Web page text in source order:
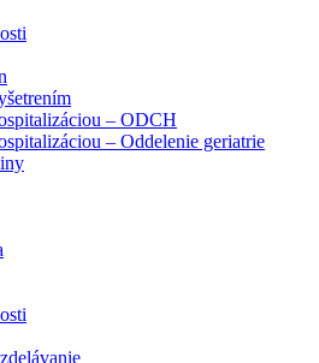
– ODCH
– Oddelenie geriatrie